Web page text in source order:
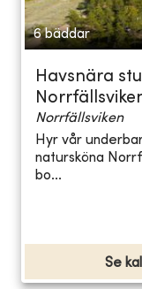
6 bäddar
Havsnära
Norrfällsviken
Hyr vår
natursköna
bo...
Se